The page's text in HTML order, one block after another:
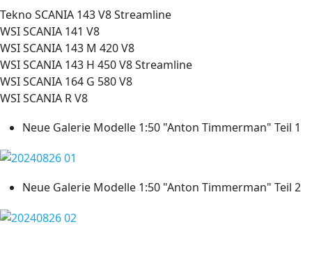
Tekno SCANIA 143 V8 Streamline
WSI SCANIA 141 V8
WSI SCANIA 143 M 420 V8
WSI SCANIA 143 H 450 V8 Streamline
WSI SCANIA 164 G 580 V8
WSI SCANIA R V8
Neue Galerie Modelle 1:50 "Anton Timmerman" Teil 1
Neue Galerie Modelle 1:50 "Anton Timmerman" Teil 2